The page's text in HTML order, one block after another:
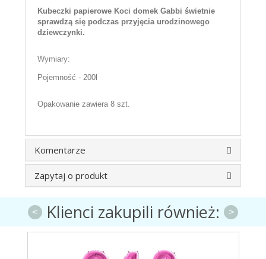
Kubeczki papierowe Koci domek Gabbi świetnie
sprawdzą się podczas przyjęcia urodzinowego
dziewczynki.
Wymiary:
Pojemność - 200l
Opakowanie zawiera 8 szt.
Komentarze
Zapytaj o produkt
Klienci zakupili również:
< >